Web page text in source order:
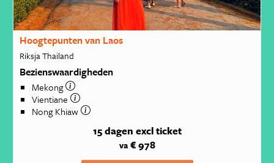
Hoogtepunten van Laos
Riksja Thailand
Bezienswaardigheden
Mekong
Vientiane
Nong Khiaw
15 dagen excl ticket
va€ 978